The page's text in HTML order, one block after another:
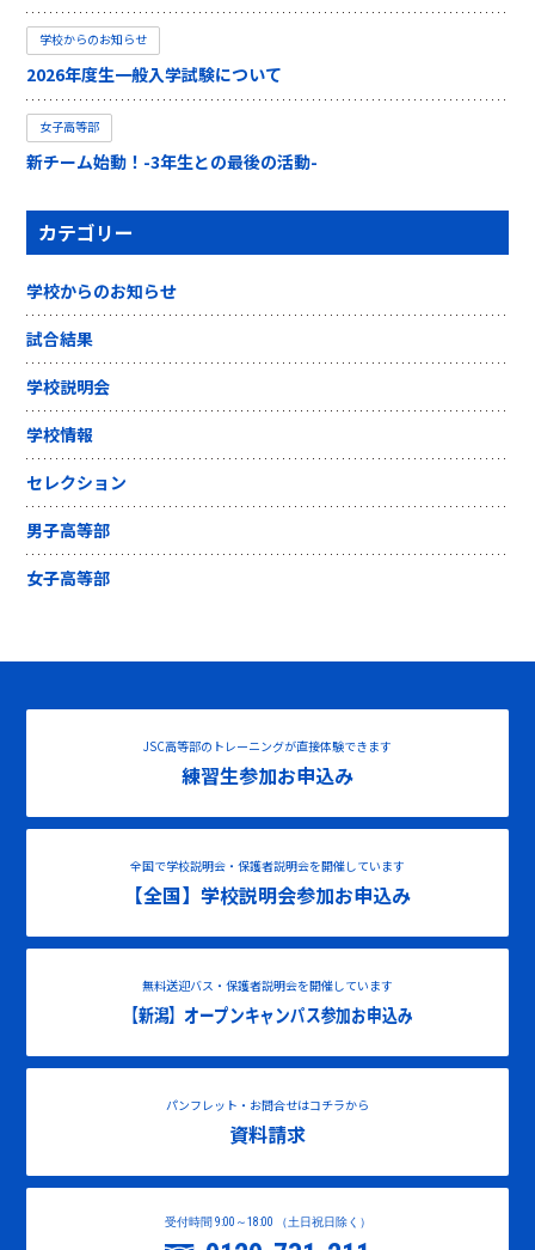
学校からのお知らせ
2026年度生一般入学試験について
女子高等部
新チーム始動！-3年生との最後の活動-
カテゴリー
学校からのお知らせ
試合結果
学校説明会
学校情報
セレクション
男子高等部
女子高等部
JSC高等部のトレーニングが直接体験できます
練習生参加お申込み
全国で学校説明会・保護者説明会を開催しています
【全国】学校説明会参加お申込み
無料送迎バス・保護者説明会を開催しています
【新潟】オープンキャンパス参加お申込み
パンフレット・お問合せはコチラから
資料請求
受付時間 9:00～18:00 （土日祝日除く）